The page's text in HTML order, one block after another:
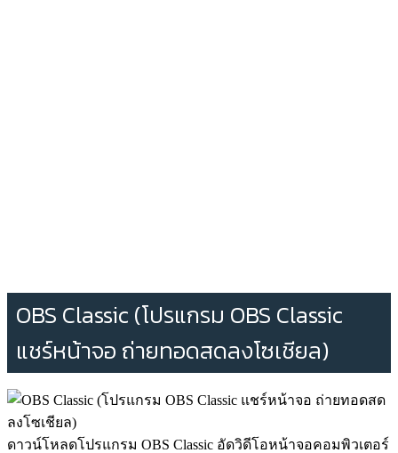
OBS Classic (โปรแกรม OBS Classic
แชร์หน้าจอ ถ่ายทอดสดลงโซเชียล)
ดาวน์โหลดโปรแกรม OBS Classic อัดวิดีโอหน้าจอคอมพิวเตอร์